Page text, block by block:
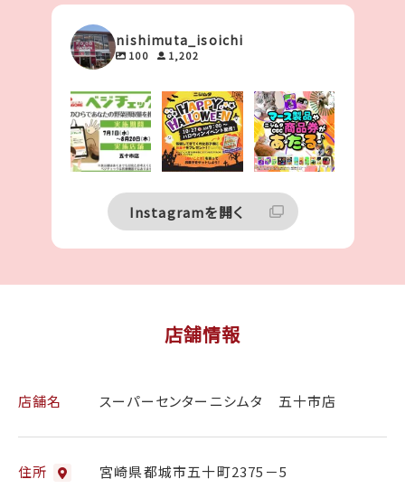
nishimuta_isoichi
100 1,202
🥕 あなたの野
菜、足りていま
すか？🥦
ニシムタ五十市
🎃👻✨ハロウィ
ンイベント開催
決定！！🎃👻✨
...
0
🌟ニシムタレシ
ート応募キャン
ペーン🌟
...
0
Instagramを開く
店舗情報
店舗名 スーパーセンターニシムタ 五十市店
住所 宮崎県都城市五十町2375－5